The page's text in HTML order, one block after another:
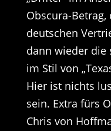
Obscura-
deutschen
dann wieder die
im Stil von
Hier ist nichts
sein. Extra fürs
Chris von